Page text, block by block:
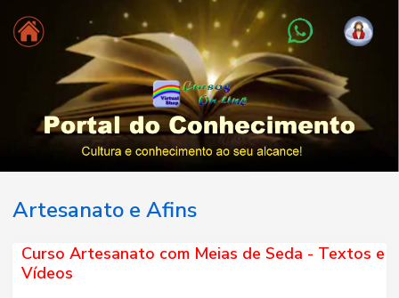
Artesanato e Afins
Curso Artesanato com Meias de Seda - Textos e
Vídeos